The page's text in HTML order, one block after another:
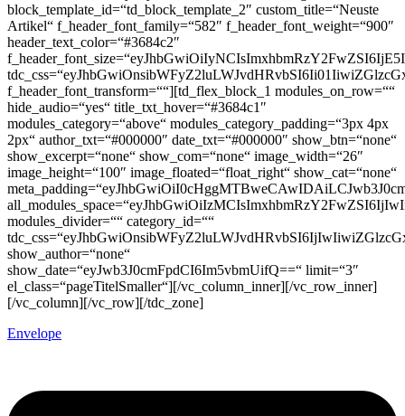
block_template_id=“td_block_template_2″ custom_title=“Neuste
Artikel“ f_header_font_family=“582″ f_header_font_weight=“900″
header_text_color=“#3684c2″
f_header_font_transform=““][td_flex_block_1 modules_on_row=““
hide_audio=“yes“ title_txt_hover=“#3684c1″
modules_category=“above“ modules_category_padding=“3px 4px
2px“ author_txt=“#000000″ date_txt=“#000000″ show_btn=“none“
show_excerpt=“none“ show_com=“none“ image_width=“26″
image_height=“100″ image_floated=“float_right“ show_cat=“none“
modules_divider=““ category_id=““
show_author=“none“
show_date=“eyJwb3J0cmFpdCI6Im5vbmUifQ==“ limit=“3″
el_class=“pageTitelSmaller“][/vc_column_inner][/vc_row_inner]
[/vc_column][/vc_row][/tdc_zone]
Envelope